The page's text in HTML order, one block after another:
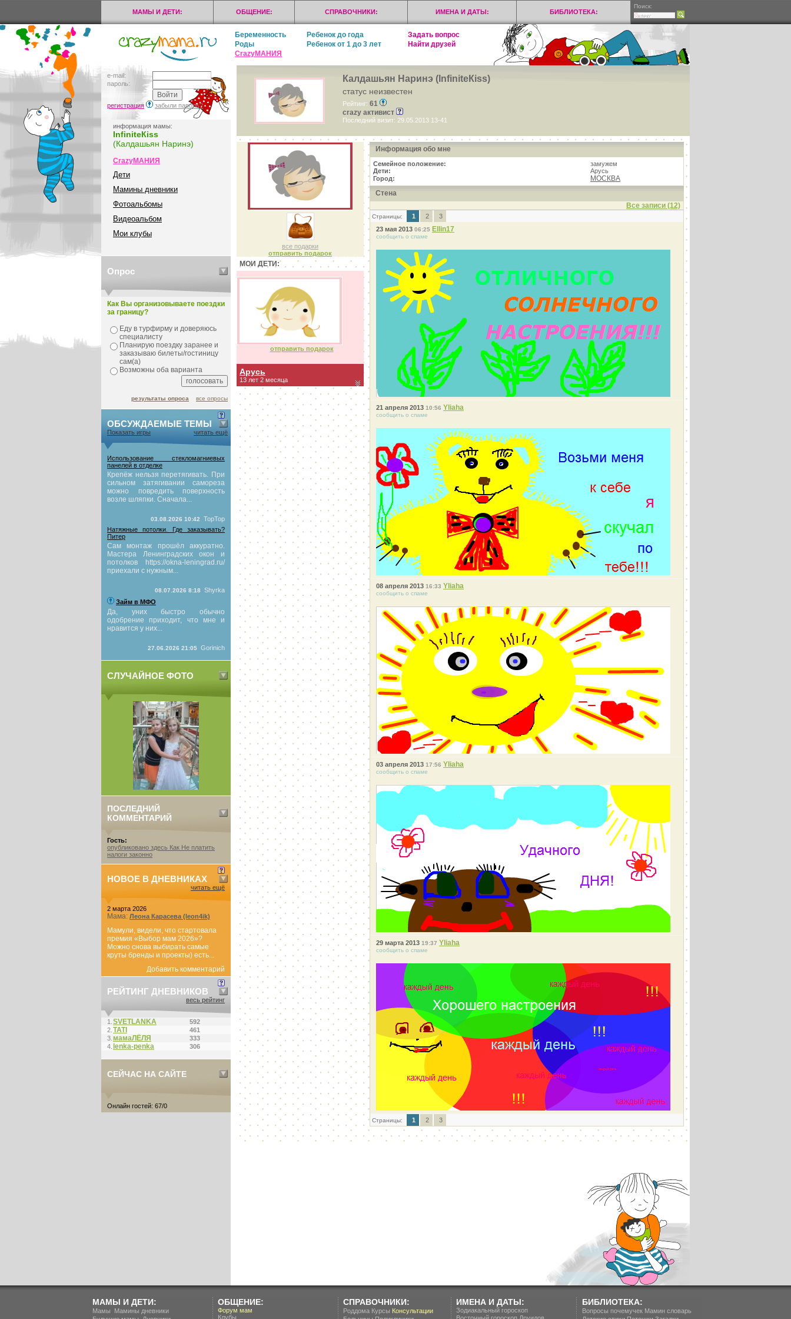
МАМЫ И ДЕТИ: ОБЩЕНИЕ: СПРАВОЧНИКИ: ИМЕНА И ДАТЫ: БИБЛИОТЕКА:
Поиск:
Беременность Ребенок до года
Задать вопрос
Роды
Ребенок от 1 до 3 лет
Найти друзей
CrazyМАНИЯ
e-mail:
пароль:
регистрация забыли пароль?
информация мамы:
InfiniteКiss
(Калдашьян Наринэ)
CrazyМАНИЯ
Дети
Мамины дневники
Фотоальбомы
Видеоальбом
Мои клубы
Опрос
Как Вы организовываете поездки
за границу?
Еду в турфирму и доверяюсь
специалисту
Планирую поездку заранее и
заказываю билеты/гостиницу
сам(а)
Возможны оба варианта
результаты опроса все опросы
ОБСУЖДАЕМЫЕ ТЕМЫ
Показать игры читать ещё
Использование стекломагниевых
панелей в отделке
Крепёж нельзя перетягивать. При
сильном затягивании самореза
можно повредить поверхность
возле шляпки. Сначала...
03.08.2026 10:42
TopTop
Натяжные потолки. Где заказывать?
Питер
Сам монтаж прошёл аккуратно.
Мастера Ленинградских окон и
потолков https://okna-leningrad.ru/
приехали с нужным...
08.07.2026 8:18
Shyrka
Займ в МФО
Да, уних быстро обычно
одобрение приходит, что мне и
нравится у них...
27.06.2026 21:05 Gorinich
СЛУЧАЙНОЕ ФОТО
ПОСЛЕДНИЙ
КОММЕНТАРИЙ
Гость:
опубликовано здесь Как Не платить
налоги законно
НОВОЕ В ДНЕВНИКАХ
читать ещё
2 марта 2026
Мама: Леона Карасева (leon4ik)
Мамули, видели, что стартовала
премия «Выбор мам 2026»?
Можно снова выбирать самые
круты бренды и проекты) есть...
Добавить комментарий
РЕЙТИНГ ДНЕВНИКОВ
весь рейтинг
1. SVETLANKA
592
2. ТАТI
461
3. мамаЛЁЛЯ
333
4. lenka-penka 306
СЕЙЧАС НА САЙТЕ
Онлайн гостей: 67/0
Калдашьян Наринэ (InfiniteКiss)
статус неизвестен
Рейтинг: 61
crazy активист
Последний визит: 29.05.2013 13-41
все подарки
отправить подарок
МОИ ДЕТИ:
отправить подарок
Арусь
13 лет 2 месяца
Информация обо мне
Семейное положение:
замужем
Дети:
Арусь
Город:
МОСКВА
Стена
Все записи (12)
Страницы: 1 2
3
23 мая 2013 06:25 Ellin17
сообщить о спаме
21 апреля 2013 10:56 Yliaha
сообщить о спаме
08 апреля 2013 16:33 Yliaha
сообщить о спаме
03 апреля 2013 17:56 Yliaha
сообщить о спаме
29 марта 2013 19:37 Yliaha
сообщить о спаме
Страницы: 1 2 3
МАМЫ И ДЕТИ:
Мамы
Мамины дневники
ОБЩЕНИЕ:
Форум мам
Клубы
СПРАВОЧНИКИ:
Роддома Курсы Консультации
ИМЕНА И ДАТЫ:
Зодиакальный гороскоп
БИБЛИОТЕКА:
Вопросы почемучек Мамин словарь